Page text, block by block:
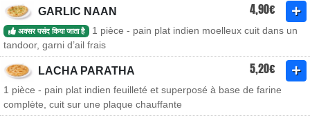
GARLIC NAAN 4,90€
अक्सर पसंद किया जाता है
1 pièce - pain plat indien moelleux cuit dans un
tandoor, garni d’ail frais
LACHA PARATHA 5,20€
1 pièce - pain plat indien feuilleté et superposé à base de farine
complète, cuit sur une plaque chauffante